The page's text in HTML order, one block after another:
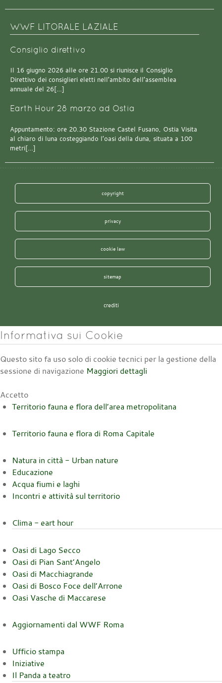
WWF LITORALE LAZIALE
Consiglio direttivo
Il 16 giugno 2026 alle ore 21.00 si riunisce il Consiglio
Direttivo dei consiglieri eletti nell’ambito dell’assemblea
annuale del 26[…]
Earth Hour 28 marzo ad Ostia
Appuntamento: ore 20.30 Stazione Castel Fusano, Ostia Visita
al chiaro di luna costeggiando l’oasi della duna, situata a 100
metri[…]
copyright
privacy
cookie law
sitemap
crediti
Informativa sui Cookie
Questo sito fa uso solo di cookie tecnici per la gestione della
sessione di navigazione Maggiori dettagli
Accetto
Territorio fauna e flora dell’area metropolitana
Territorio fauna e flora di Roma Capitale
Natura in città - Urban nature
Educazione
Acqua fiumi e laghi
Incontri e attività sul territorio
Clima - eart hour
Oasi di Lago Secco
Oasi di Pian Sant’Angelo
Oasi di Macchiagrande
Oasi di Bosco Foce dell’Arrone
Oasi Vasche di Maccarese
Aggiornamenti dal WWF Roma
Ufficio stampa
Iniziative
Il Panda a teatro